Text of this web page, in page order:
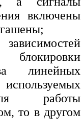
включены
линейных
работы
то в другом